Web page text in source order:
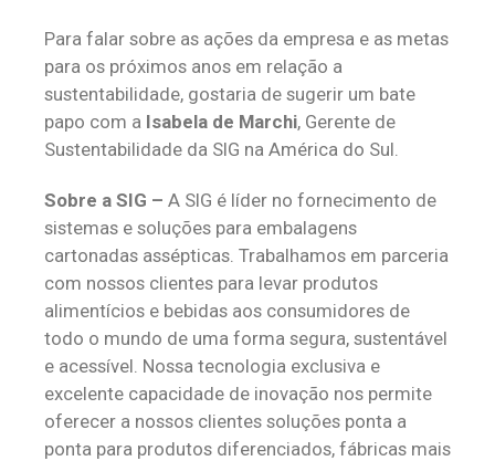
Para falar sobre as ações da empresa e as metas
para os próximos anos em relação a
sustentabilidade, gostaria de sugerir um bate
papo com a Isabela de Marchi, Gerente de
Sustentabilidade da SIG na América do Sul.
Sobre a SIG – A SIG é líder no fornecimento de
sistemas e soluções para embalagens
cartonadas assépticas. Trabalhamos em parceria
com nossos clientes para levar produtos
alimentícios e bebidas aos consumidores de
todo o mundo de uma forma segura, sustentável
e acessível. Nossa tecnologia exclusiva e
excelente capacidade de inovação nos permite
oferecer a nossos clientes soluções ponta a
ponta para produtos diferenciados, fábricas mais